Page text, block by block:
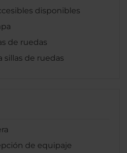
disponibles
de ruedas
sillas de ruedas
de equipaje